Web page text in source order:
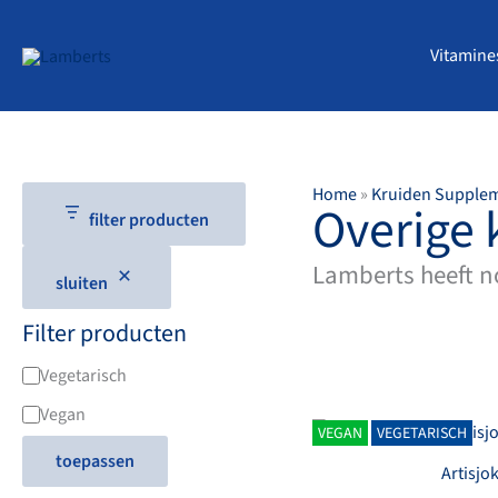
filter producten
sluiten
Filter producten
D
i
t
Vegetarisch
Vegan
toepassen
Home» Kruiden
Overige
Lamberts heeft
VEGAN VEGETARISCH